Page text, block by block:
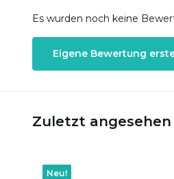
Es wurden noch keine
Eigene Bewertung
Zuletzt angesehen
Neu!